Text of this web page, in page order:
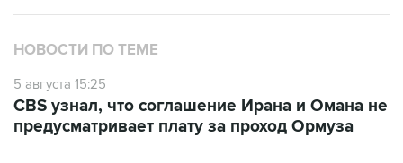
CBS со ссылкой на источники писал, что
предусматривать плату
пролив.
Замглавы МИД Ирана Казем Гарибабади
уточнял, что новый маршрут судоходства через